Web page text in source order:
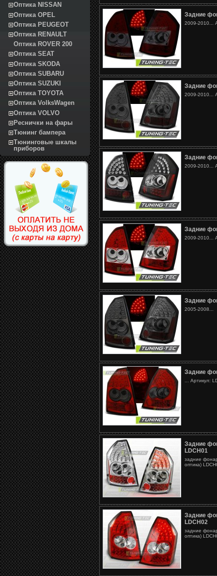
Оптика NISSAN
Оптика OPEL
Оптика PEUGEOT
Оптика RENAULT
Оптика ROVER 200
Оптика SEAT
Оптика SKODA
Оптика SUBARU
Оптика SUZUKI
Оптика TOYOTA
Оптика VolksWagen
Оптика VOLVO
Реснички на фары
Тюнинг бампера
Тюнинговые шкалы
приборов
Задние
2009-2010...
Задние
2009-2010...
Задние
2009-2010...
Задние
2009-2010...
Задние
2005-2008...
Задние
... Артикул:
Задние
LDCH01
задние
оптика)
Задние
LDCH02
задние
оптика)